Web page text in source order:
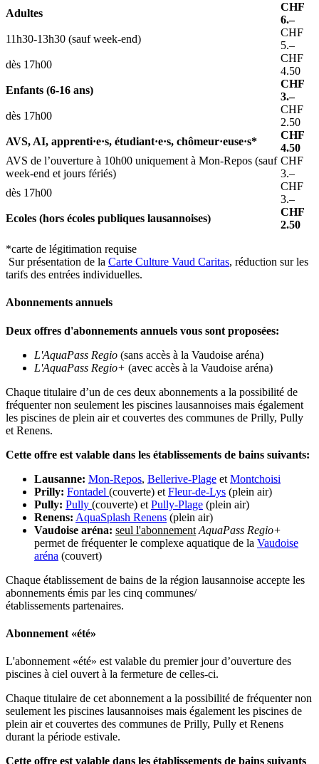
Adultes
CHF
6.–
11h30-13h30 (sauf week-end)
CHF
5.–
dès 17h00
CHF
4.50
Enfants (6-16 ans)
CHF
3.–
dès 17h00
CHF
2.50
AVS, AI, apprenti·e·s, étudiant·e·s, chômeur·euse·s*
CHF
4.50
AVS de l’ouverture à 10h00 uniquement à Mon-Repos (sauf
week-end et jours fériés)
CHF
3.–
dès 17h00
CHF
3.–
Ecoles (hors écoles publiques lausannoises)
CHF
2.50
*carte de légitimation requise
Sur présentation de la Carte Culture Vaud Caritas, réduction sur les
tarifs des entrées individuelles.
Abonnements annuels
Deux offres d'abonnements annuels vous sont proposées:
L'AquaPass Regio (sans accès à la Vaudoise aréna)
L'AquaPass Regio+ (avec accès à la Vaudoise aréna)
Chaque titulaire d’un de ces deux abonnements a la possibilité de
fréquenter non seulement les piscines lausannoises mais également
les piscines de plein air et couvertes des communes de Prilly, Pully
et Renens.
Cette offre est valable dans les établissements de bains suivants:
Lausanne: Mon-Repos, Bellerive-Plage et Montchoisi
Prilly: Fontadel (couverte) et Fleur-de-Lys (plein air)
Pully: Pully (couverte) et Pully-Plage (plein air)
Renens: AquaSplash Renens (plein air)
Vaudoise aréna: seul l'abonnement AquaPass Regio+
permet de fréquenter le complexe aquatique de la Vaudoise
aréna (couvert)
Chaque établissement de bains de la région lausannoise accepte les
abonnements émis par les cinq communes/
établissements partenaires.
Abonnement «été»
L'abonnement «été» est valable du premier jour d’ouverture des
piscines à ciel ouvert à la fermeture de celles-ci.
Chaque titulaire de cet abonnement a la possibilité de fréquenter non
seulement les piscines lausannoises mais également les piscines de
plein air et couvertes des communes de Prilly, Pully et Renens
durant la période estivale.
Cette offre est valable dans les établissements de bains suivants